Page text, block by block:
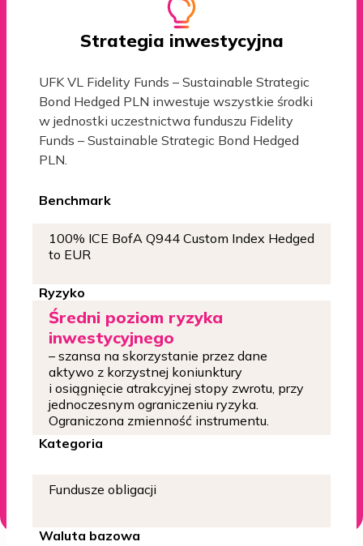
Strategia inwestycyjna
UFK VL Fidelity Funds – Sustainable Strategic
Bond Hedged PLN inwestuje wszystkie środki
w jednostki uczestnictwa funduszu Fidelity
Funds – Sustainable Strategic Bond Hedged
PLN.
Benchmark
100% ICE BofA Q944 Custom Index Hedged
to EUR
Ryzyko
Średni poziom ryzyka
inwestycyjnego
– szansa na skorzystanie przez dane
aktywo z korzystnej koniunktury
i osiągnięcie atrakcyjnej stopy zwrotu, przy
jednoczesnym ograniczeniu ryzyka.
Ograniczona zmienność instrumentu.
Kategoria
Fundusze obligacji
Waluta bazowa